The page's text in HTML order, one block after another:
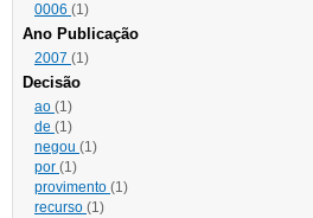
0006 (1)
Ano Publicação
2007 (1)
Decisão
ao (1)
de (1)
negou (1)
por (1)
provimento (1)
recurso (1)